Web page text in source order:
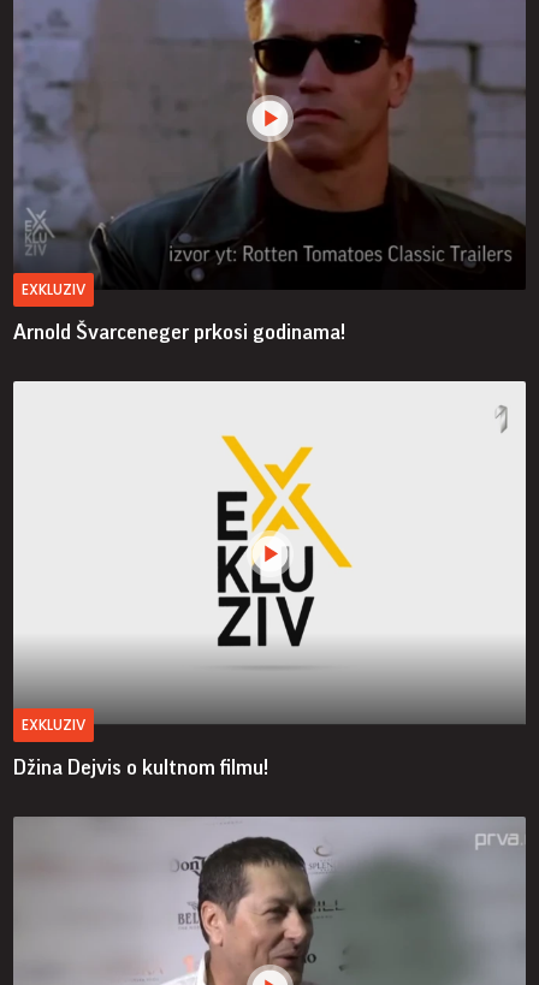
EXKLUZIV
Arnold Švarceneger prkosi godinama!
EXKLUZIV
Džina Dejvis o kultnom filmu!